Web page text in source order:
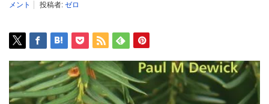
メント
投稿者: ゼロ